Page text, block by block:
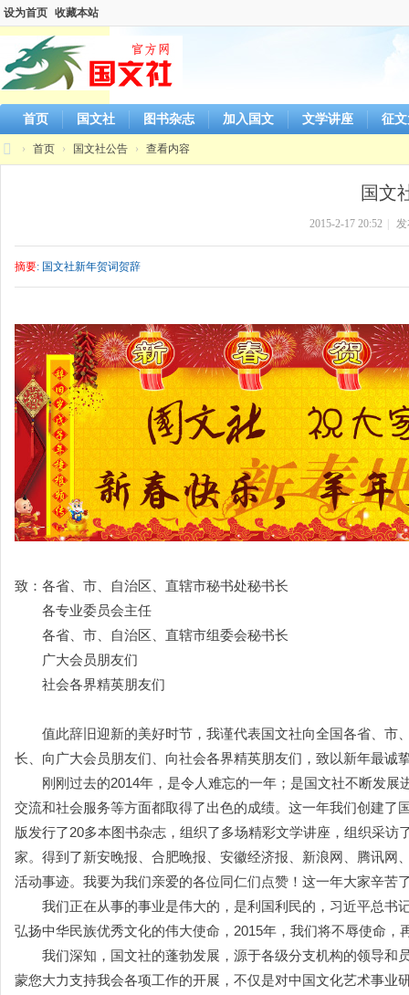
设为首页 收藏本站
首页 国文社 图书杂志 加入国文 文学讲座 征
› 首页 › 国文社公告 › 查看内容
国文
2015-2-17 20:52
摘要: 国文社新年贺词贺辞
致：各省、市、自治区、直辖市秘书处秘书长
各专业委员会主任
各省、市、自治区、直辖市组委会秘书长
广大会员朋友们
社会各界精英朋友们
值此辞旧迎新的美好时节，我谨代表国文社向全国各省、市
长、向广大会员朋友们、向社会各界精英朋友们，致以新年最诚
刚刚过去的2014年，是令人难忘的一年；是国文社不断发展
交流和社会服务等方面都取得了出色的成绩。这一年我们创建
版发行了20多本图书杂志，组织了多场精彩文学讲座，组织采
家。得到了新安晚报、合肥晚报、安徽经济报、新浪网、腾讯
活动事迹。我要为我们亲爱的各位同仁们点赞！这一年大家辛苦
我们正在从事的事业是伟大的，是利国利民的，习近平总书
弘扬中华民族优秀文化的伟大使命， 2015年，我们将不辱使命，
我们深知，国文社的蓬勃发展，源于各级分支机构的领导和
蒙您大力支持我会各项工作的开展，不仅是对中国文化艺术事